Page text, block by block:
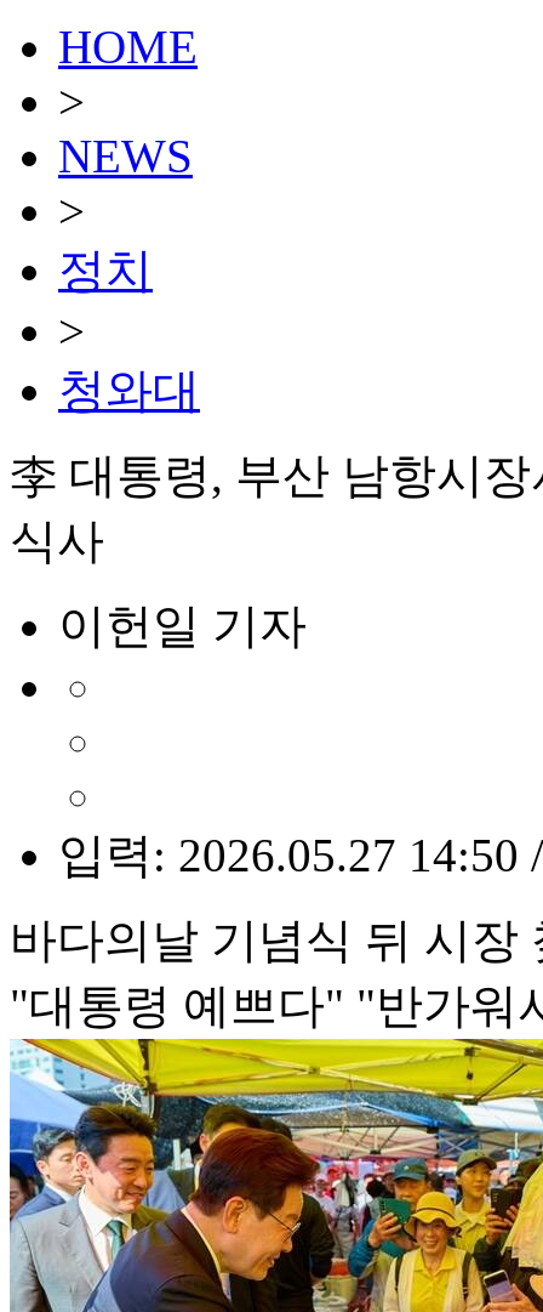
HOME
>
NEWS
>
정치
>
청와대
李 대통령, 부산 남항시
식사
이헌일 기자
입력: 2026.05.27 14:50
바다의날 기념식 뒤 시장
"대통령 예쁘다" "반가워